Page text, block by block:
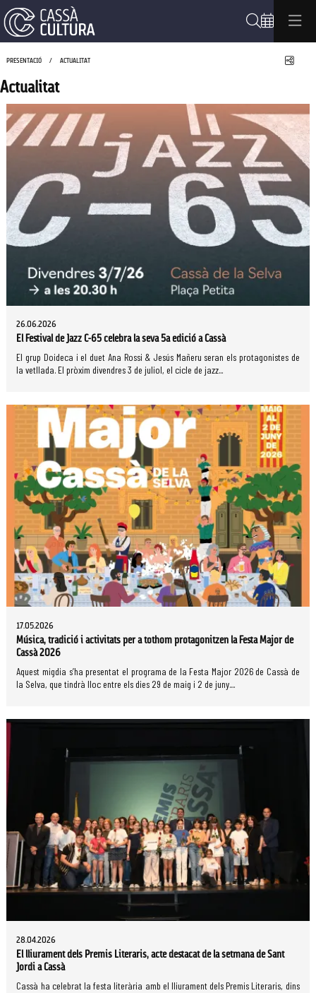
PRESENTACIÓ ACTUALITAT
Actualitat
26.06.2026
El Festival de Jazz C-65 celebra la seva 5a edició a Cassà
El grup Doideca i el duet Ana Rossi & Jesús Mañeru seran els protagonistes de
la vetllada. El pròxim divendres 3 de juliol, el cicle de jazz...
17.05.2026
Música, tradició i activitats per a tothom protagonitzen la Festa Major de
Cassà 2026
Aquest migdia s’ha presentat el programa de la Festa Major 2026 de Cassà de
la Selva, que tindrà lloc entre els dies 29 de maig i 2 de juny....
28.04.2026
El lliurament dels Premis Literaris, acte destacat de la setmana de Sant
Jordi a Cassà
Cassà ha celebrat la festa literària amb el lliurament dels Premis Literaris, dins